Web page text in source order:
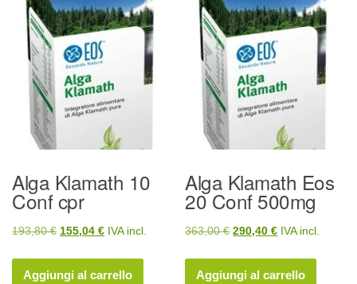
Alga Klamath 10
Conf cpr
193,80€ Il
originale
155,04 €Il
attuale
IVA incl.
Aggiungi al carrello
Alga Klamath Eos
20 Conf 500mg
363,00€ Il
originale
290,40€Il
attuale
IVA incl.
Aggiungi al carrello